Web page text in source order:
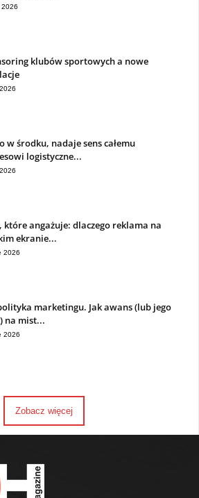
klubów sportowych a nowe
w środku, nadaje sens całemu
logistyczne...
które angażuje: dlaczego reklama na
ekranie...
2026
marketingu. Jak awans (lub jego
na mist...
2026
Zobacz więcej